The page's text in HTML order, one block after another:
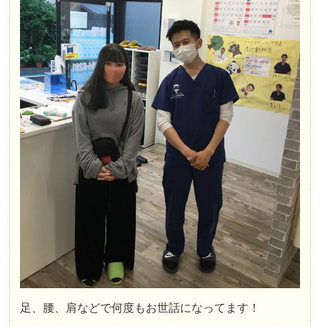
足、腰、肩などで何度もお世話になってます！